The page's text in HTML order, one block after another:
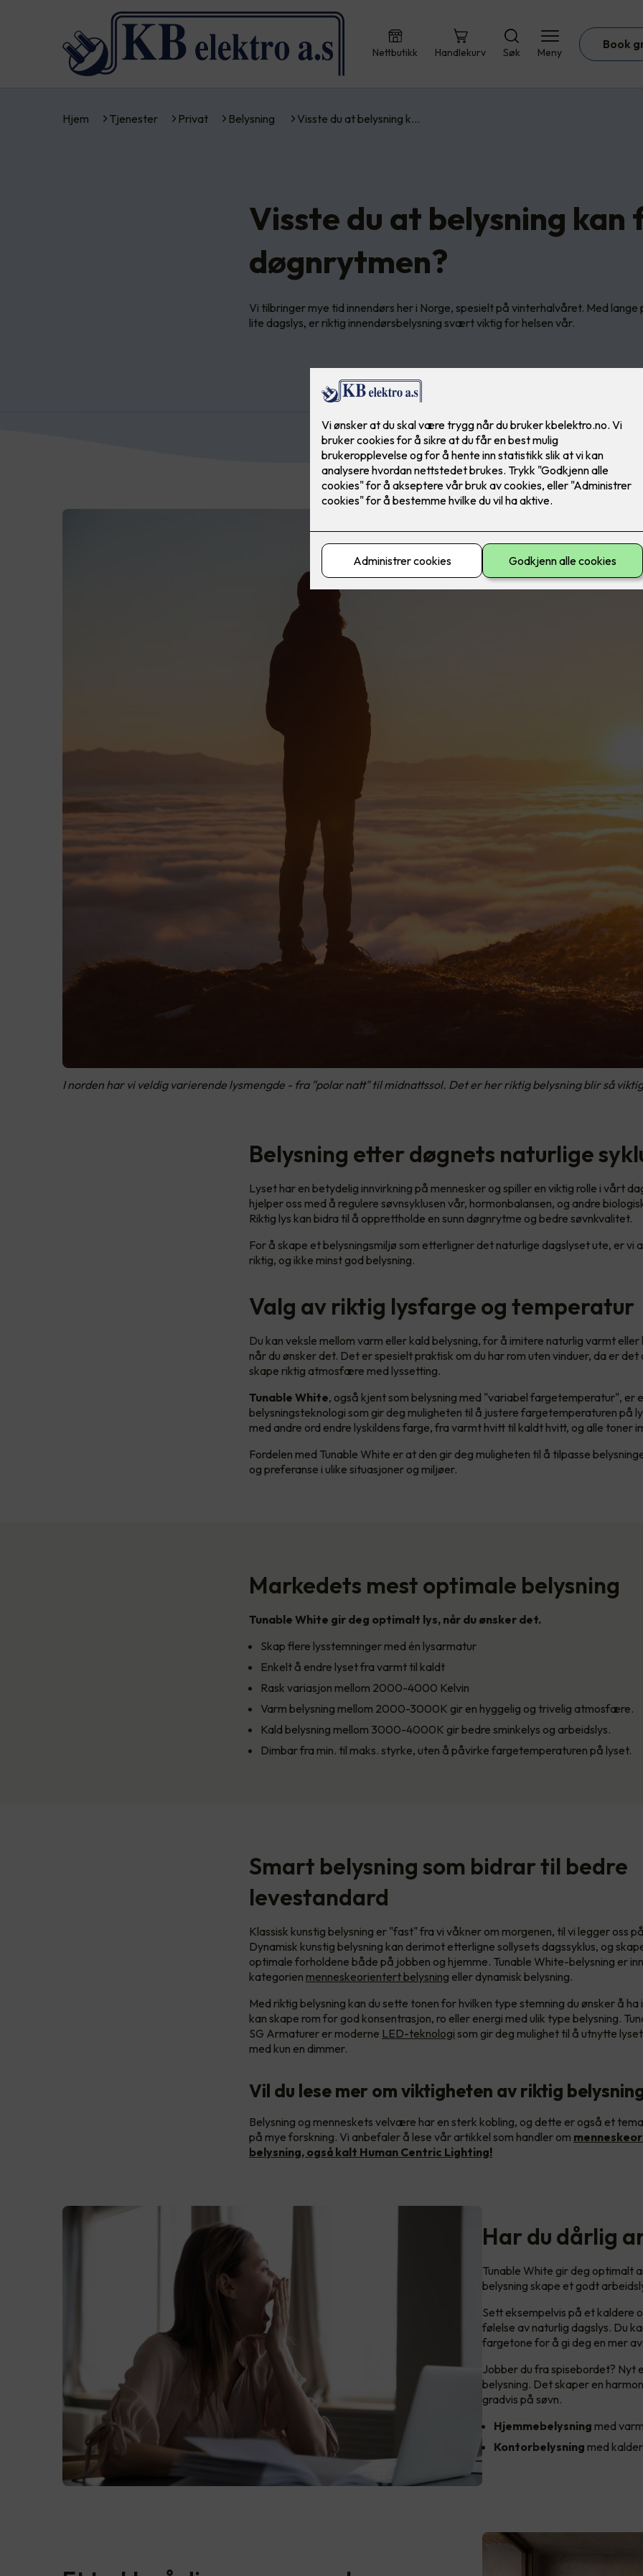
Nettbutikk Handlekurv Søk Meny
Book
Hjem Tjenester Privat Belysning Visste du at belysning k…
Visste du at belysning kan
døgnrytmen?
Vi tilbringer mye tid innendørs her i Norge, spesielt på vinterhalvåret. Med lange
lite dagslys, er riktig innendørsbelysning svært viktig for helsen vår.
I norden har vi veldig varierende lysmengde - fra "polar natt" til midnattssol. Det er her riktig belysning blir så
Belysning etter døgnets naturlige
Lyset har en betydelig innvirkning på mennesker og spiller en viktig rolle i vårt
hjelper oss med å regulere søvnsyklusen vår, hormonbalansen, og andre
Riktig lys kan bidra til å opprettholde en sunn døgnrytme og bedre søvnkvalitet.
For å skape et belysningsmiljø som etterligner det naturlige dagslyset ute, er vi
riktig, og ikke minst god belysning.
Valg av riktig lysfarge og temperatur
Du kan veksle mellom varm eller kald belysning, for å imitere naturlig varmt eller
når du ønsker det. Det er spesielt praktisk om du har rom uten vinduer, da er det
skape riktig atmosfære med lyssetting.
Tunable White, også kjent som belysning med "variabel fargetemperatur", er
belysningsteknologi som gir deg muligheten til å justere fargetemperaturen på
med andre ord endre lyskildens farge, fra varmt hvitt til kaldt hvitt, og alle toner
Fordelen med Tunable White er at den gir deg muligheten til å tilpasse
og preferanse i ulike situasjoner og miljøer.
Markedets mest optimale belysning
Tunable White gir deg optimalt lys, når du ønsker det.
Skap flere lysstemninger med én lysarmatur
Enkelt å endre lyset fra varmt til kaldt
Rask variasjon mellom 2000-4000 Kelvin
Varm belysning mellom 2000-3000K gir en hyggelig og trivelig atmosfære.
Kald belysning mellom 3000-4000K gir bedre sminkelys og arbeidslys.
Dimbar fra min. til maks. styrke, uten å påvirke fargetemperaturen på lyset.
Smart belysning som bidrar til bedre
levestandard
Klassisk kunstig belysning er "fast" fra vi våkner om morgenen, til vi legger oss
Dynamisk kunstig belysning kan derimot etterligne sollysets dagssyklus, og
optimale forholdene både på jobben og hjemme. Tunable White-belysning er
kategorien menneskeorientert belysning eller dynamisk belysning.
Med riktig belysning kan du sette tonen for hvilken type stemning du ønsker å ha
kan skape rom for god konsentrasjon, ro eller energi med ulik type belysning.
SG Armaturer er moderne LED-teknologi som gir deg mulighet til å utnytte
med kun en dimmer.
Vil du lese mer om viktigheten av riktig
Belysning og menneskets velvære har en sterk kobling, og dette er også et
på mye forskning. Vi anbefaler å lese vår artikkel som handler om
belysning, også kalt Human Centric Lighting!
Har du dårlig
Tunable White gir deg optimalt
belysning skape et godt
Sett eksempelvis på et kaldere
følelse av naturlig dagslys. Du
fargetone for å gi deg en mer
Jobber du fra spisebordet? Nyt
belysning. Det skaper en
gradvis på søvn.
Hjemmebelysning med
Kontorbelysning med